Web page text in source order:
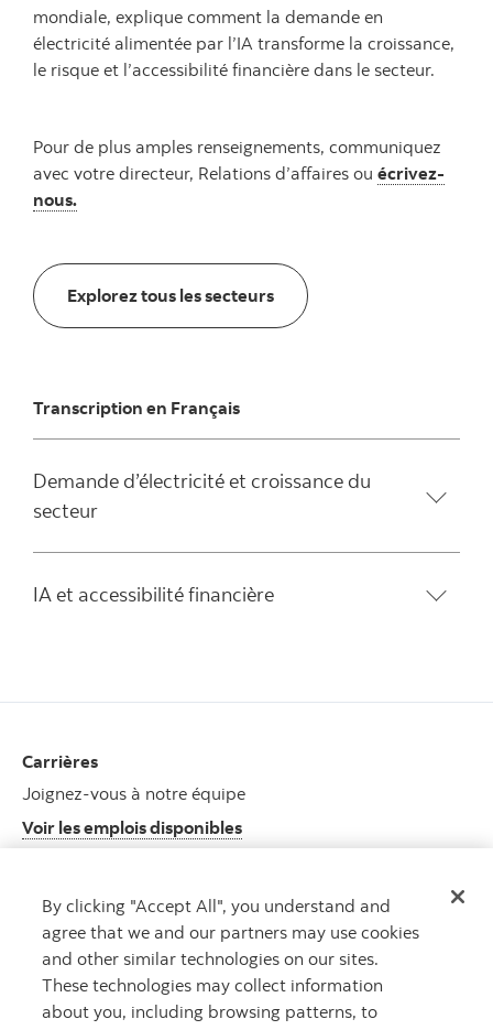
mondiale, explique comment la demande en
électricité alimentée par l’IA transforme la croissance,
le risque et l’accessibilité financière dans le secteur.
Pour de plus amples renseignements, communiquez
avec votre directeur, Relations d’affaires ou écrivez-
nous.
Explorez tous les secteursExplorez tous les secteurs
Transcription en Français
Demande d’électricité et croissance du
secteur
IA et accessibilité financière
Carrières
Joignez-vous à notre équipe
Voir les emplois disponibles
Dernières nouvelles
Récents communiqués de presse
By clicking "Accept All", you understand and
agree that we and our partners may use cookies
and other similar technologies on our sites.
These technologies may collect information
about you, including browsing patterns, to